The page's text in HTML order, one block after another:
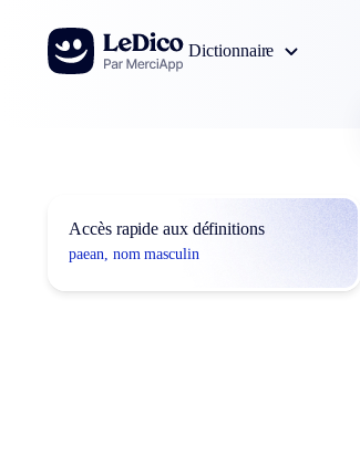
Aller au contenu
Dictionnaire
Accès rapide aux définitions
paean, nom masculin